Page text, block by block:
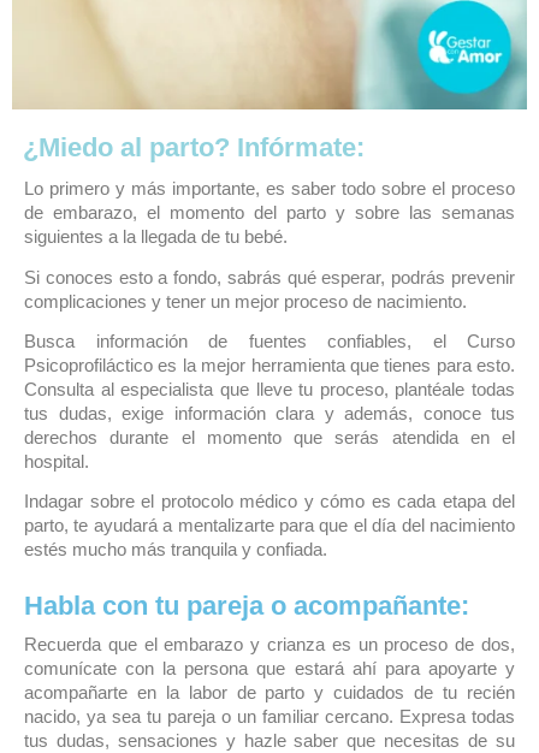
¿Miedo al parto? Infórmate:
Lo primero y más importante, es saber todo sobre el proceso
de embarazo, el momento del parto y sobre las semanas
siguientes a la llegada de tu bebé.
Si conoces esto a fondo, sabrás qué esperar, podrás prevenir
complicaciones y tener un mejor proceso de nacimiento.
Busca información de fuentes confiables, el Curso
Psicoprofiláctico es la mejor herramienta que tienes para esto.
Consulta al especialista que lleve tu proceso, plantéale todas
tus dudas, exige información clara y además, conoce tus
derechos durante el momento que serás atendida en el
hospital.
Indagar sobre el protocolo médico y cómo es cada etapa del
parto, te ayudará a mentalizarte para que el día del nacimiento
estés mucho más tranquila y confiada.
Habla con tu pareja o acompañante:
Recuerda que el embarazo y crianza es un proceso de dos,
comunícate con la persona que estará ahí para apoyarte y
acompañarte en la labor de parto y cuidados de tu recién
nacido, ya sea tu pareja o un familiar cercano. Expresa todas
tus dudas, sensaciones y hazle saber que necesitas de su